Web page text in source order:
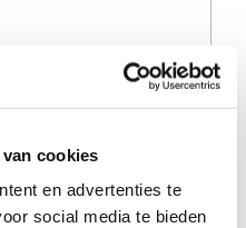
cookies
en advertenties te
social media te bieden